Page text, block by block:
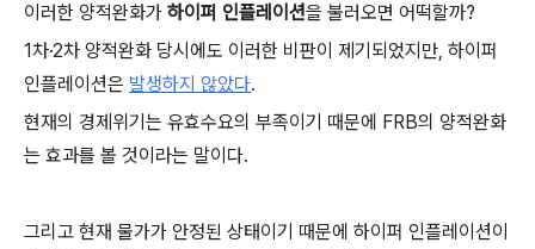
이러한 양적완화가 하이퍼 인플레이션을 불러오면 어떡할까?
1차·2차 양적완화 당시에도 이러한 비판이 제기되었지만, 하이퍼
인플레이션은 발생하지 않았다.
현재의 경제위기는 유효수요의 부족이기 때문에 FRB의 양적완화
는 효과를 볼 것이라는 말이다.
그리고 현재 물가가 안정된 상태이기 때문에 하이퍼 인플레이션이